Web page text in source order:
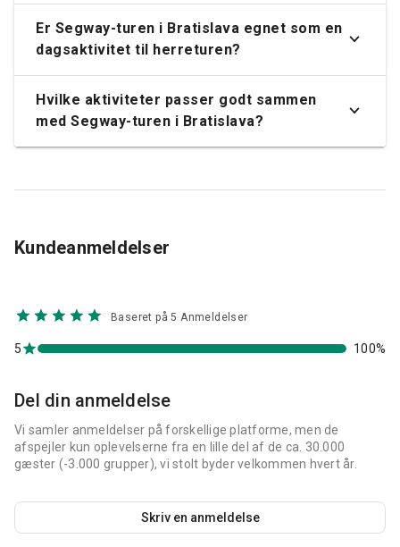
Er Segway-turen i Bratislava egnet som en
dagsaktivitet til herreturen?
Hvilke aktiviteter passer godt sammen
med Segway-turen i Bratislava?
Kundeanmeldelser
Baseret på 5 Anmeldelser
5 100%
Del din anmeldelse
Vi samler anmeldelser på forskellige platforme, men de
afspejler kun oplevelserne fra en lille del af de ca. 30.000
gæster (-3.000 grupper), vi stolt byder velkommen hvert år.
Skriv en anmeldelse